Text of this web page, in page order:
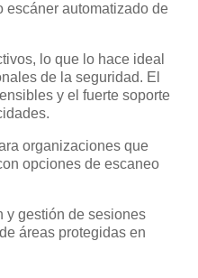
escáner automatizado de
lo que lo hace ideal
de la seguridad. El
y el fuerte soporte
organizaciones que
opciones de escaneo
y gestión de sesiones
áreas protegidas en